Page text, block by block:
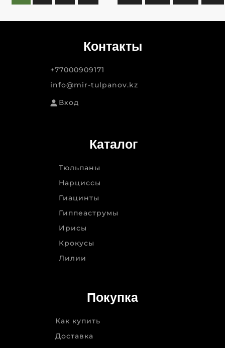
Контакты
+77000909171
info@mir-tulpanov.kz
Вход
Каталог
Тюльпаны
Нарциссы
Гиацинты
Гиппеаструмы
Ирисы
Крокусы
Лилии
Покупка
Как купить
Доставка